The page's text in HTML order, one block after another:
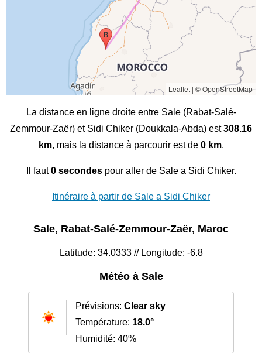
Leaflet| © OpenStreetMap
La distance en ligne droite entre Sale (Rabat-Salé-
Zemmour-Zaër) et Sidi Chiker (Doukkala-Abda) est308.16
km, mais la distance à parcourir est de 0 km.
Il faut0 secondespour aller de Sale a Sidi Chiker.
Itinéraire à partir de Sale a Sidi Chiker
Sale, Rabat-Salé-Zemmour-Zaër, Maroc
Latitude: 34.0333 // Longitude: -6.8
Météo à Sale
Prévisions: Clear sky
Température: 18.0°
Humidité: 40%